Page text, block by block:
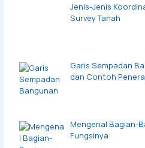
Jenis-Jenis
Survey Tanah
Garis Sempadan
dan Contoh
Mengenal Bagian-
Fungsinya